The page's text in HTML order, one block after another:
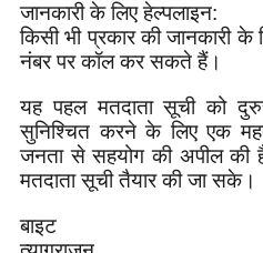
जानकारी के लिए हेल्पलाइन:
किसी भी प्रकार की जानकारी
नंबर पर कॉल कर सकते हैं।
यह पहल मतदाता सूची को
सुनिश्चित करने के लिए एक
जनता से सहयोग की अपील की
मतदाता सूची तैयार की जा सके।
बाइट